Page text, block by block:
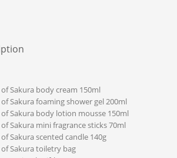
of Sakura body cream 150ml
of Sakura foaming shower gel 200ml
of Sakura body lotion mousse 150ml
of Sakura mini fragrance sticks 70ml
of Sakura scented candle 140g
of Sakura toiletry bag